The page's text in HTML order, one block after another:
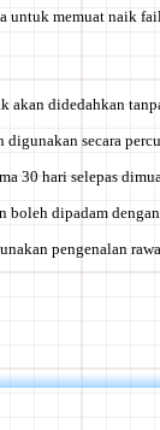
untuk memuat naik
akan didedahkan
digunakan secara
30 hari selepas
dipadam dengan
pengenalan